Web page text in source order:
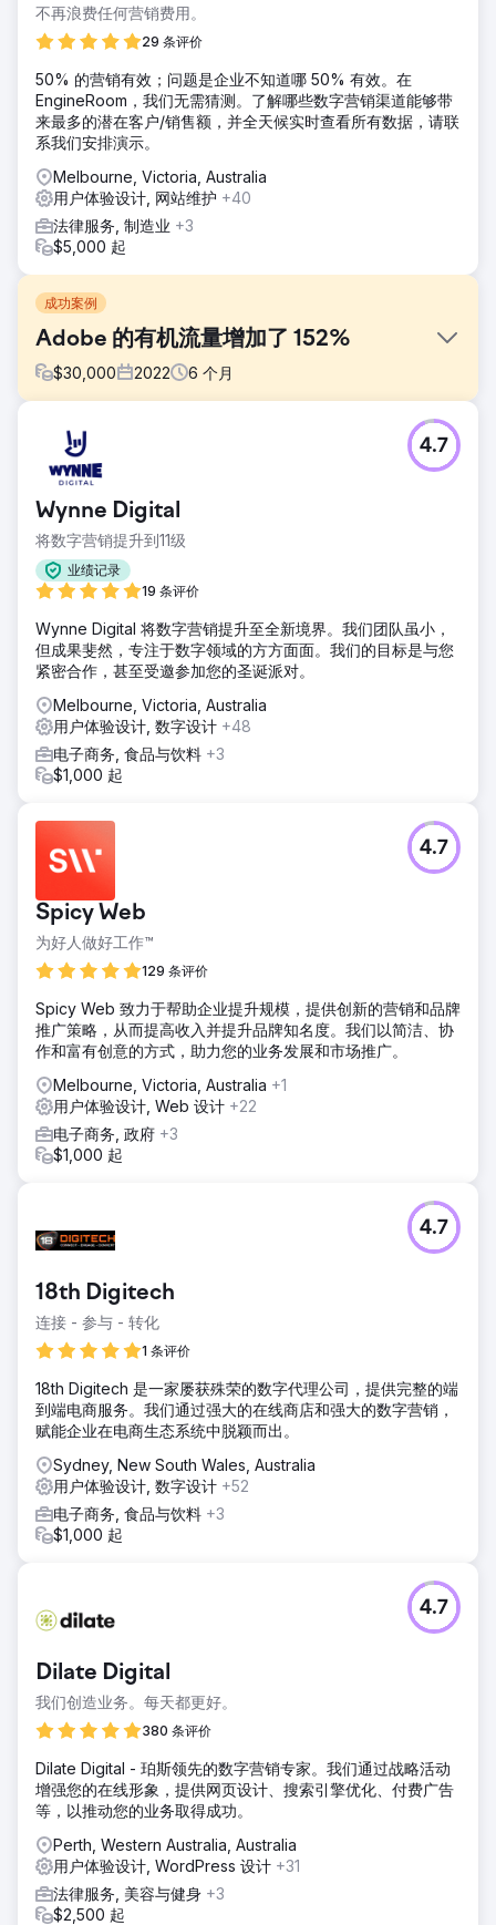
不再浪费任何营销费用。
29 条评价
50% 的营销有效；问题是企业不知道哪 50% 有效。在
EngineRoom，我们无需猜测。了解哪些数字营销渠道能够带
来最多的潜在客户/销售额，并全天候实时查看所有数据，请联
系我们安排演示。
Melbourne, Victoria, Australia
用户体验设计, 网站维护 +40
法律服务, 制造业 +3
$5,000 起
成功案例
Adobe 的有机流量增加了 152%
$30,000 2022 6 个月
Adobe 向我们提出了具体的数字营销需求，要求我们制定一
套全面的战略，旨在增强其在线影响力、吸引目标受众、提高
关键词性能并推动跨多个数字平台的转化。
解决方案
我们的团队认识到该行业固有的独特挑战和机遇，因此采取了
多方面的方法，将 SEO 增强功能、定制内容营销、有针对性
的社交媒体活动和数据驱动的 PPC 策略整合在一起。通过优
和活力的在线生态系统，不仅可以吸引更多流量，还可以将这
些流量转化为忠诚的客户并提高整体投资回报率。
有机流量从 1.07 亿提升至 1.52 亿（%） 有机排名关键词的数
量从 1370 万增加至 2970 万（%） 有机流量价值从 6890 万
美元大幅提升至 9710 万美元（%） 引荐域名从 180 万激增至
190 万（%）
Wynne Digital
将数字营销提升到11级
业绩记录
19 条评价
4.7
Wynne Digital 将数字营销提升至全新境界。我们团队虽小，
但成果斐然，专注于数字领域的方方面面。我们的目标是与您
紧密合作，甚至受邀参加您的圣诞派对。
Melbourne, Victoria, Australia
用户体验设计, 数字设计 +48
电子商务, 食品与饮料 +3
$1,000 起
Spicy Web
为好人做好工作™
129 条评价
4.7
Spicy Web 致力于帮助企业提升规模，提供创新的营销和品牌
推广策略，从而提高收入并提升品牌知名度。我们以简洁、协
作和富有创意的方式，助力您的业务发展和市场推广。
Melbourne, Victoria, Australia +1
用户体验设计, Web 设计 +22
电子商务, 政府 +3
$1,000 起
18th Digitech
连接 - 参与 - 转化
1 条评价
4.7
18th Digitech 是一家屡获殊荣的数字代理公司，提供完整的端
到端电商服务。我们通过强大的在线商店和强大的数字营销，
赋能企业在电商生态系统中脱颖而出。
Sydney, New South Wales, Australia
用户体验设计, 数字设计 +52
电子商务, 食品与饮料 +3
$1,000 起
Dilate Digital
我们创造业务。每天都更好。
380 条评价
4.7
Dilate Digital - 珀斯领先的数字营销专家。我们通过战略活动
增强您的在线形象，提供网页设计、搜索引擎优化、付费广告
等，以推动您的业务取得成功。
Perth, Western Australia, Australia
用户体验设计, WordPress 设计 +31
法律服务, 美容与健身 +3
$2,500 起